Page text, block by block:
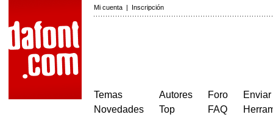
Mi cuenta | Inscripción
Temas
Novedades
Autores
Top
Foro
FAQ